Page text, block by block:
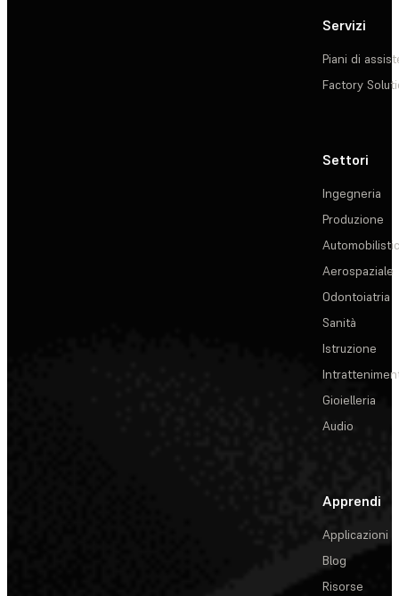
Servizi
Piani di
Factory
Settori
Ingegneria
Produzione
Aerospaziale
Odontoiatria
Sanità
Istruzione
Gioielleria
Audio
Apprendi
Applicazioni
Blog
Risorse